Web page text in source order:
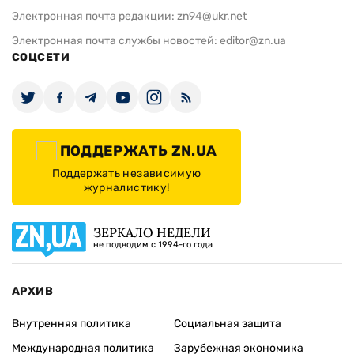
Электронная почта редакции: zn94@ukr.net
Электронная почта службы новостей: editor@zn.ua
СОЦСЕТИ
ПОДДЕРЖАТЬ ZN.UA
Поддержать независимую
журналистику!
ЗЕРКАЛО НЕДЕЛИ
не подводим с 1994-го года
АРХИВ
Внутренняя политика
Международная политика
Социальная защита
Зарубежная экономика